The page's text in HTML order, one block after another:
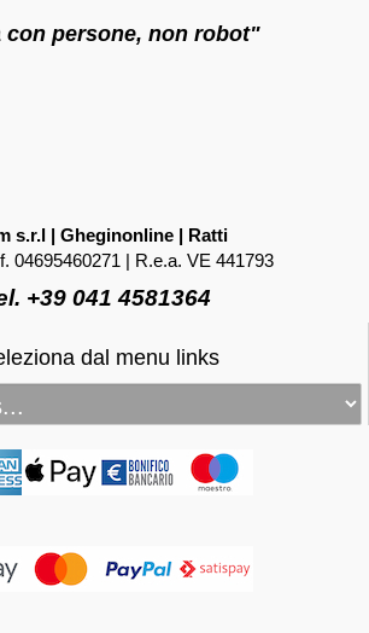
con persone, non robot"
s.r.l | Gheginonline | Ratti
04695460271 | R.e.a. VE 441793
+39 041 4581364
dal menu links